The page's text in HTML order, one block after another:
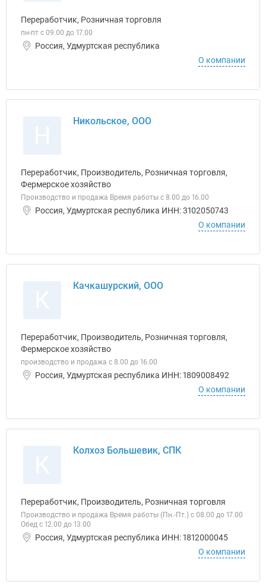
Переработчик, Розничная торговля
пн-пт с 09.00 до 17.00
Россия, Удмуртская республика
О компании
Никольское, ООО
Переработчик, Производитель, Розничная торговля,
Фермерское хозяйство
Производство и продажа Время работы с 8.00 до 16.00
Россия, Удмуртская республика ИНН: 3102050743
О компании
Качкашурский, ООО
Переработчик, Производитель, Розничная торговля,
Фермерское хозяйство
производство и продажа с 8.00 до 16.00
Россия, Удмуртская республика ИНН: 1809008492
О компании
Колхоз Большевик, СПК
Переработчик, Производитель, Розничная торговля
Производство и продажа Время работы (Пн.-Пт.) с 08.00 до 17.00
Обед с 12.00 до 13.00
Россия, Удмуртская республика ИНН: 1812000045
О компании